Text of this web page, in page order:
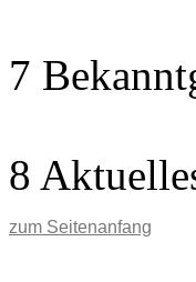
7
8
zum Seitenanfang